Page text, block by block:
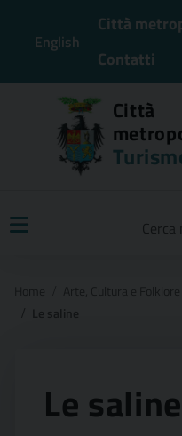
English
Città
Contatti
Città
Le saline